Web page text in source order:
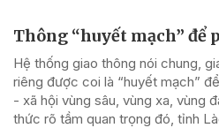
Thông “huyết mạch”
Hệ thống giao thông nói chung,
riêng được coi là “huyết mạch”
- xã hội vùng sâu, vùng xa, vùng
thức rõ tầm quan trọng đó, tỉnh